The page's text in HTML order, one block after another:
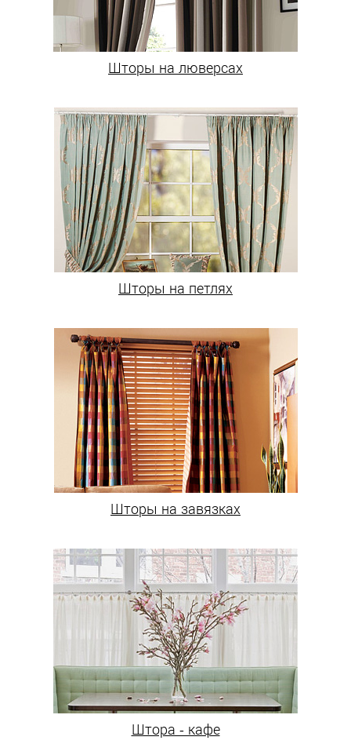
Шторы на люверсах
Шторы на петлях
Шторы на завязках
Штора - кафе